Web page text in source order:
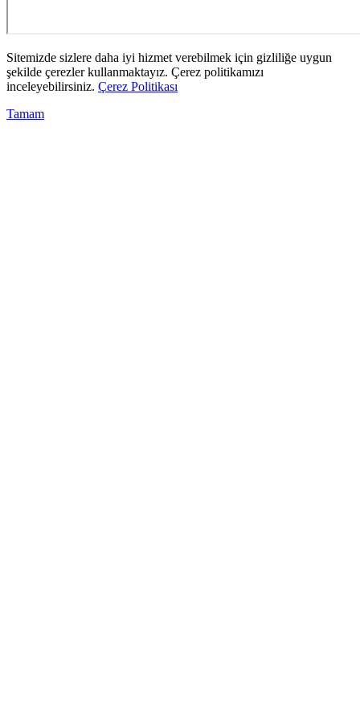
Sitemizde sizlere daha iyi hizmet verebilmek için gizliliğe uygun
şekilde çerezler kullanmaktayız. Çerez politikamızı
inceleyebilirsiniz. Çerez Politikası
Tamam